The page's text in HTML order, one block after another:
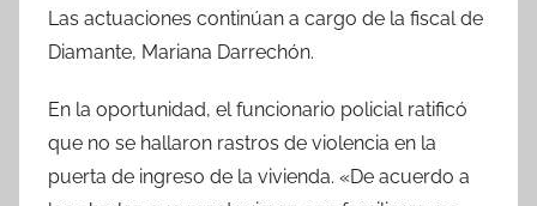
Las actuaciones continúan a cargo de la fiscal de
Diamante, Mariana Darrechón.
En la oportunidad, el funcionario policial ratificó
que no se hallaron rastros de violencia en la
puerta de ingreso de la vivienda. «De acuerdo a